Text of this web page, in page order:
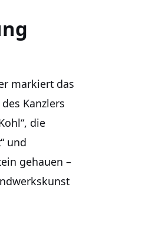
markiert das
Kanzlers
die
und
gehauen –